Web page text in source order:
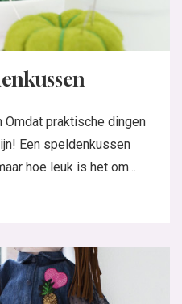
Omdat praktische dingen
Een speldenkussen
hoe leuk is het om...